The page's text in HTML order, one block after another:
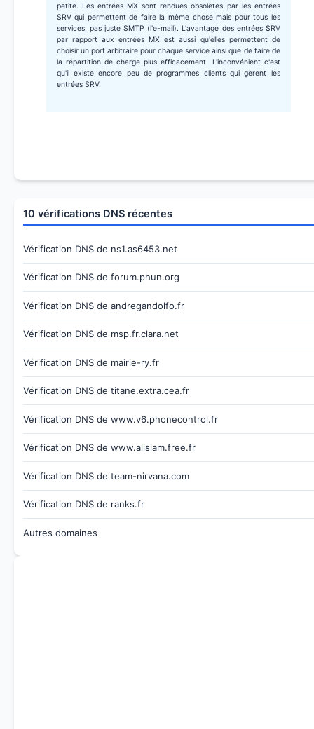
petite. Les entrées MX sont rendues obsolètes par les entrées
SRV qui permettent de faire la même chose mais pour tous les
services, pas juste SMTP (l'e-mail). L'avantage des entrées SRV
par rapport aux entrées MX est aussi qu'elles permettent de
choisir un port arbitraire pour chaque service ainsi que de faire de
la répartition de charge plus efficacement. L'inconvénient c'est
qu'il existe encore peu de programmes clients qui gèrent les
entrées SRV.
10 vérifications DNS récentes
Vérification DNS de ns1.as6453.net
Vérification DNS de forum.phun.org
Vérification DNS de andregandolfo.fr
Vérification DNS de msp.fr.clara.net
Vérification DNS de mairie-ry.fr
Vérification DNS de titane.extra.cea.fr
Vérification DNS de www.v6.phonecontrol.fr
Vérification DNS de www.alislam.free.fr
Vérification DNS de team-nirvana.com
Vérification DNS de ranks.fr
Autres domaines